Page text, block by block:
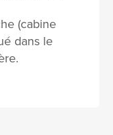
(cabine
dans le